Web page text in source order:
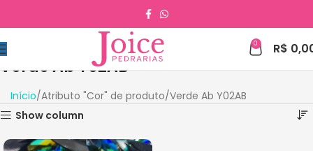
0 R$
Verde Ab Y02AB
Início Atributo "Cor" de produto Verde Ab Y02AB
Show column